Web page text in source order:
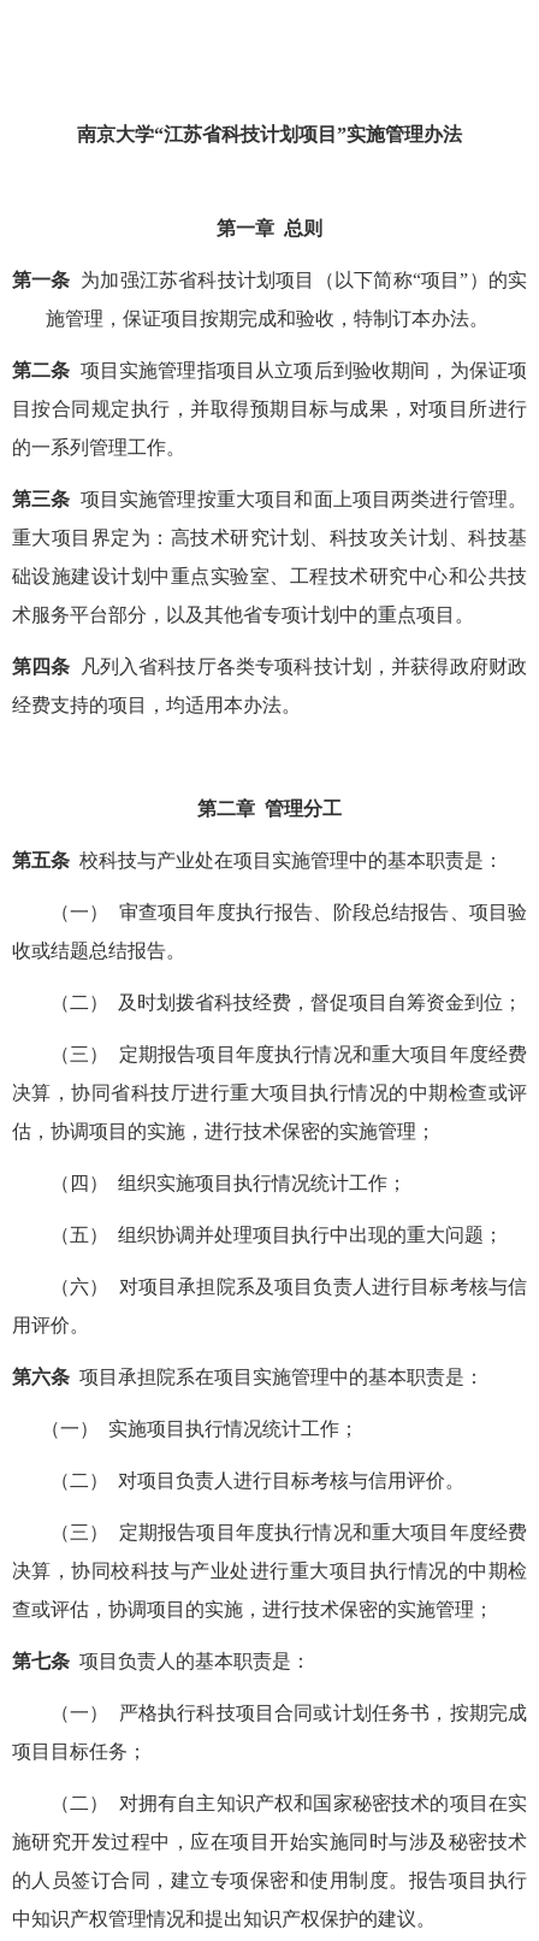
南京大学“江苏省科技计划项目”实施管理办法
第一章 总则
第一条 为加强江苏省科技计划项目（以下简称“项目”）的实
施管理，保证项目按期完成和验收，特制订本办法。
第二条 项目实施管理指项目从立项后到验收期间，为保证项
目按合同规定执行，并取得预期目标与成果，对项目所进行
的一系列管理工作。
第三条 项目实施管理按重大项目和面上项目两类进行管理。
重大项目界定为：高技术研究计划、科技攻关计划、科技基
础设施建设计划中重点实验室、工程技术研究中心和公共技
术服务平台部分，以及其他省专项计划中的重点项目。
第四条
凡列入省科技厅各类专项科技计划，并获得政府财政
经费支持的项目，均适用本办法。
第二章 管理分工
第五条 校科技与产业处在项目实施管理中的基本职责是：
（一） 审查项目年度执行报告、阶段总结报告、项目验
收或结题总结报告。
（二） 及时划拨省科技经费，督促项目自筹资金到位；
（三） 定期报告项目年度执行情况和重大项目年度经费
决算，协同省科技厅进行重大项目执行情况的中期检查或评
估，协调项目的实施，进行技术保密的实施管理；
（四） 组织实施项目执行情况统计工作；
（五） 组织协调并处理项目执行中出现的重大问题；
（六） 对项目承担院系及项目负责人进行目标考核与信
用评价。
第六条 项目承担院系在项目实施管理中的基本职责是：
（一） 实施项目执行情况统计工作；
（二） 对项目负责人进行目标考核与信用评价。
（三） 定期报告项目年度执行情况和重大项目年度经费
决算，协同校科技与产业处进行重大项目执行情况的中期检
查或评估，协调项目的实施，进行技术保密的实施管理；
第七条 项目负责人的基本职责是：
（一） 严格执行科技项目合同或计划任务书，按期完成
项目目标任务；
（二） 对拥有自主知识产权和国家秘密技术的项目在实
施研究开发过程中，应在项目开始实施同时与涉及秘密技术
的人员签订合同，建立专项保密和使用制度。报告项目执行
中知识产权管理情况和提出知识产权保护的建议。